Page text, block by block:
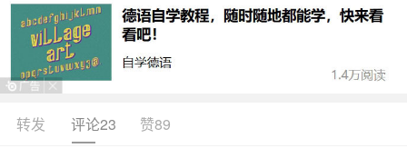
一、梦见密密麻麻的人群
梦见密密麻麻的人群，表示您是一个有良好控
制和管理能力的人，您能够掌管好当前的工作和生
活。梦见密密麻麻的人群，预示你将把自己的利益
转发 评论23 赞89